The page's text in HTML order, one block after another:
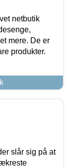
netbutik
mere. De er
produkter.
slår sig på at